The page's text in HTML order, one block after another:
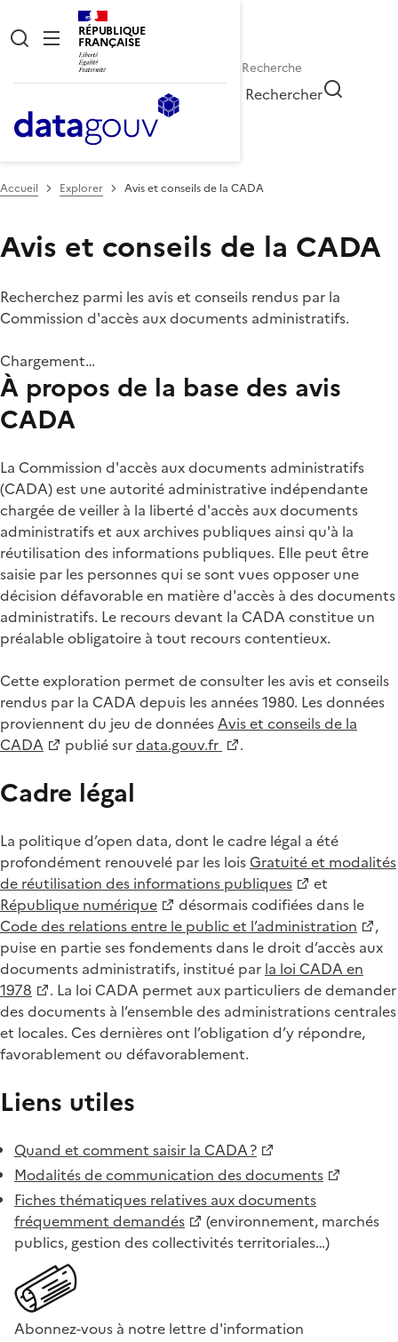
RÉPUBLIQUE
FRANÇAISE
Rechercher
Accueil Explorer Avis et conseils de la CADA
Avis et conseils de la CADA
Recherchez parmi les avis et conseils rendus par la
Commission d'accès aux documents administratifs.
Chargement…
À propos de la base des avis
CADA
La Commission d'accès aux documents administratifs
(CADA) est une autorité administrative indépendante
chargée de veiller à la liberté d'accès aux documents
administratifs et aux archives publiques ainsi qu'à la
réutilisation des informations publiques. Elle peut être
saisie par les personnes qui se sont vues opposer une
décision défavorable en matière d'accès à des documents
administratifs. Le recours devant la CADA constitue un
préalable obligatoire à tout recours contentieux.
Cette exploration permet de consulter les avis et conseils
rendus par la CADA depuis les années 1980. Les données
proviennent du jeu de donnéesAvis et conseils de la
CADA
publié surdata.gouv.fr .
Cadre légal
La politique d’open data, dont le cadre légal a été
profondément renouvelé par les loisGratuité et modalités
de réutilisation des informations publiques
et
République numérique
désormais codifiées dans le
Code des relations entre le public et l’administration
,
puise en partie ses fondements dans le droit d’accès aux
documents administratifs, institué par la loi CADA en
1978
. La loi CADA permet aux particuliers de demander
des documents à l’ensemble des administrations centrales
et locales. Ces dernières ont l’obligation d’y répondre,
favorablement ou défavorablement.
Liens utiles
Quand et comment saisir la CADA ?
Modalités de communication des documents
Fiches thématiques relatives aux documents
fréquemment demandés
(environnement, marchés
publics, gestion des collectivités territoriales…)
Abonnez-vous à notre lettre d'information